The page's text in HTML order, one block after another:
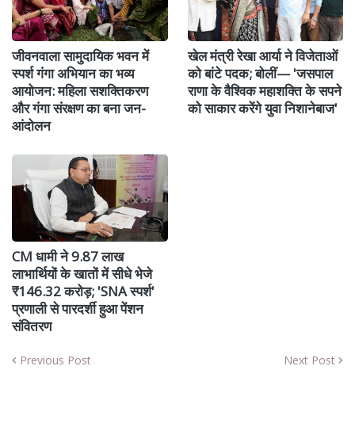
जीवनवाला सामुदायिक भवन में
स्पर्श गंगा अभियान का भव्य
आयोजन: महिला सशक्तिकरण
और गंगा संरक्षण का बना जन-
आंदोलन
खेल मंत्री रेखा आर्या ने विजेताओं
को बांटे पदक; बोलीं— 'जसपाल
राणा के वैश्विक महाशक्ति के सपने
को साकार करेंगे युवा निशानेबाज'
CM धामी ने 9.87 लाख
लाभार्थियों के खातों में सीधे भेजे
₹146.32 करोड़; 'SNA स्पर्श'
प्रणाली से पारदर्शी हुआ पेंशन
संवितरण
Previous Post Next Post